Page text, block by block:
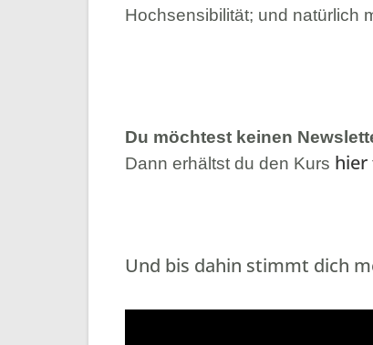
Hochsensibilität; und natürlich
Du möchtest keinen
Dann erhältst du den Kurs hier
Und bis dahin stimmt dich